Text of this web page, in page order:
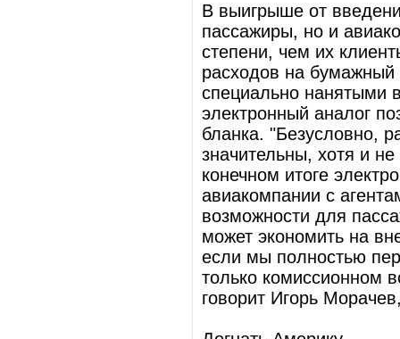
В выигрыше от
пассажиры, но и
степени, чем их
расходов на бумажный
специально нанятыми
электронный аналог
бланка. "Безусловно,
значительны, хотя и
конечном итоге
авиакомпании с
возможности для
может экономить на
если мы полностью
только комиссионном
говорит Игорь